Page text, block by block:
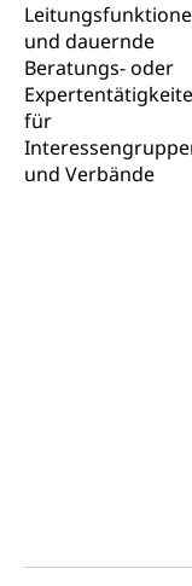
und dauernde
Beratungs- oder
für
und Verbände
Zivilverfahren
Zivilrecht,
Betreibung
Bankrott,
Stimmrecht,
Parteien,
Personalsteuer,
Gewerbesteuer,
Kapitalsteuer